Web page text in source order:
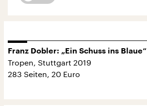
Franz Dobler: „Ein Schuss ins Blaue“
Tropen, Stuttgart 2019
283 Seiten, 20 Euro